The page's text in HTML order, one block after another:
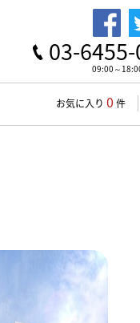
03-
09:00～
お気に入り 0 件